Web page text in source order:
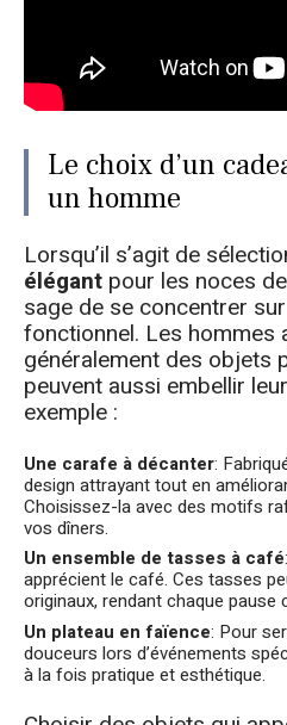
Le choix d’un
un homme
Lorsqu’il s’agit de
élégant pour les noces
sage de se concentrer
fonctionnel. Les hommes
généralement des objets
peuvent aussi embellir
exemple :
Une carafe à décanter:
design attrayant tout en
Choisissez-la avec des motifs
vos dîners.
Un ensemble de tasses à café
apprécient le café. Ces tasses
originaux, rendant chaque pause
Un plateau en faïence: Pour
douceurs lors d’événements
à la fois pratique et esthétique.